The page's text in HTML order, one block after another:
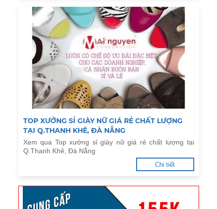
TOP XƯỞNG SỈ GIÀY NỮ GIÁ RẺ CHẤT LƯỢNG
TẠI Q.THANH KHÊ, ĐÀ NẴNG
Xem qua Top xưởng sỉ giày nữ giá rẻ chất lượng tại
Q.Thanh Khê, Đà Nẵng
Chi tiết